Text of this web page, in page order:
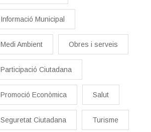
Informació Municipal
Medi Ambient Obres i serveis
Participació Ciutadana
Promoció Econòmica Salut
Seguretat Ciutadana Turisme